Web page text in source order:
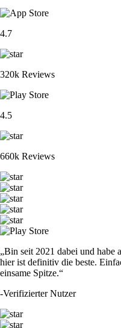
4.7
320k Reviews
4.5
660k Reviews
„Bin seit 2021 dabei und habe
hier ist definitiv die beste.
einsame Spitze.“
-Verifizierter Nutzer